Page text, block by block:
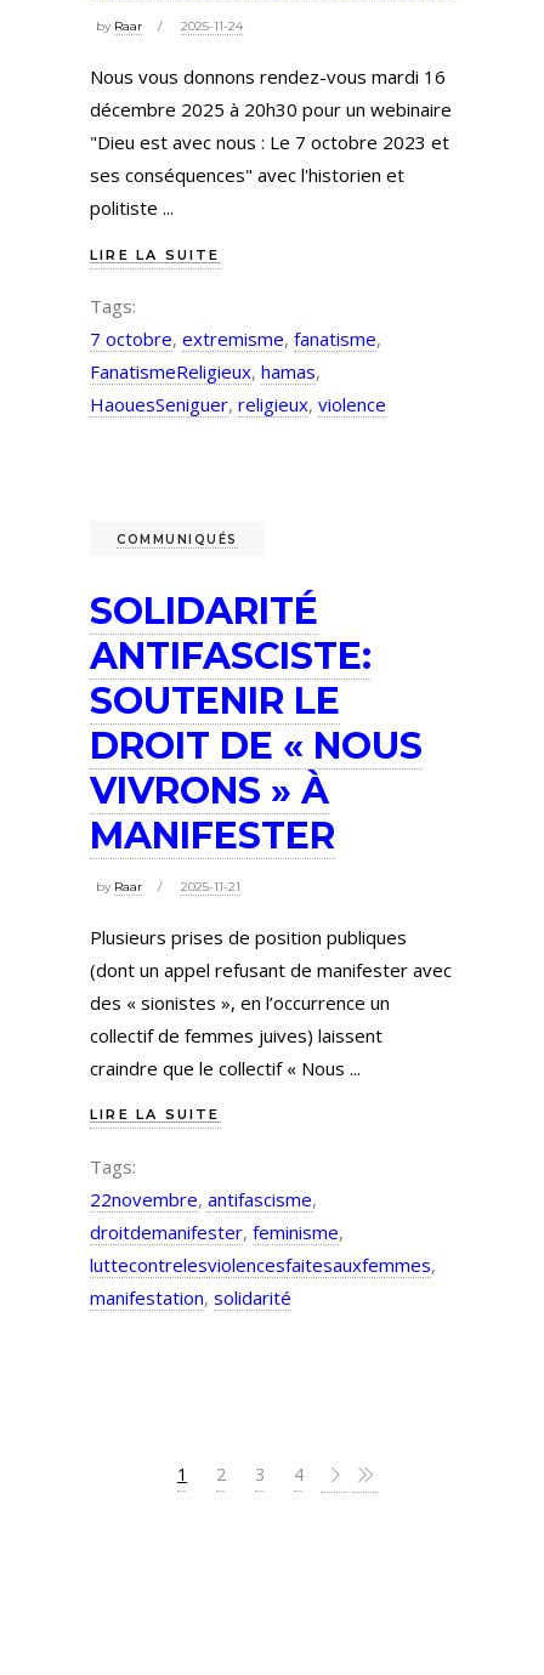
by Raar 2025-11-24
Nous vous donnons rendez-vous mardi 16
décembre 2025 à 20h30 pour un webinaire
"Dieu est avec nous : Le 7 octobre 2023 et
ses conséquences" avec l'historien et
politiste
LIRE LA SUITE
Tags:
7 octobre, extremisme, fanatisme,
FanatismeReligieux, hamas,
HaouesSeniguer, religieux, violence
COMMUNIQUÉS
SOLIDARITÉ
ANTIFASCISTE:
SOUTENIR LE
DROIT DE « NOUS
VIVRONS » À
MANIFESTER
by Raar 2025-11-21
Plusieurs prises de position publiques
(dont un appel refusant de manifester avec
des « sionistes », en l’occurrence un
collectif de femmes juives) laissent
craindre que le collectif « Nous
LIRE LA SUITE
Tags:
22novembre, antifascisme,
droitdemanifester, feminisme,
luttecontrelesviolencesfaitesauxfemmes,
manifestation, solidarité
1 2 3 4